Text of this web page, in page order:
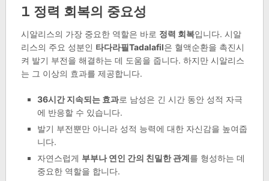
1 정력 회복의 중요성
시알리스의 가장 중요한 역할은 바로 정력 회복입니다. 시알
리스의 주요 성분인 타다라필Tadalafil은 혈액순환을 촉진시
켜 발기 부전을 해결하는 데 도움을 줍니다. 하지만 시알리스
는 그 이상의 효과를 제공합니다.
36시간 지속되는 효과로 남성은 긴 시간 동안 성적 자극
에 반응할 수 있습니다.
발기 부전뿐만 아니라 성적 능력에 대한 자신감을 높여줍
니다.
자연스럽게 부부나 연인 간의 친밀한 관계를 형성하는 데
중요한 역할을 합니다.